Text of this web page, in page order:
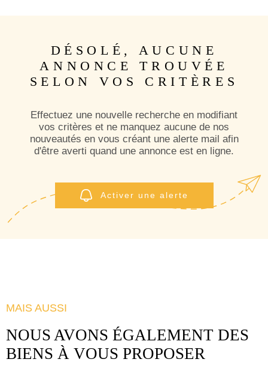
DÉSOLÉ, AUCUNE
ANNONCE TROUVÉE
SELON VOS CRITÈRES
Effectuez une nouvelle recherche en modifiant
vos critères et ne manquez aucune de nos
nouveautés en vous créant une alerte mail afin
d'être averti quand une annonce est en ligne.
Activer une alerte
MAIS AUSSI
NOUS AVONS ÉGALEMENT DES
BIENS À VOUS PROPOSER
PIÈCES
RÉFÉRENCE
RECHERCHER